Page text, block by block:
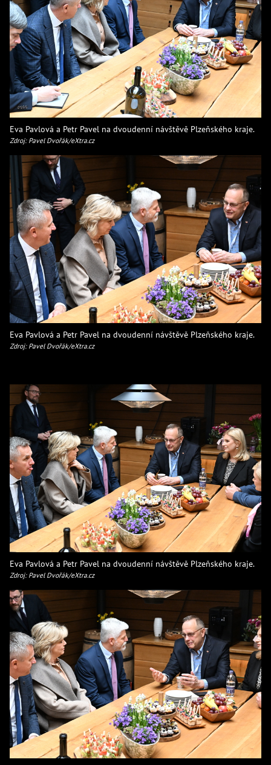
Eva Pavlová a Petr Pavel na dvoudenní návštěvě Plzeňského kraje.
Zdroj: Pavel Dvořák/eXtra.cz
Eva Pavlová a Petr Pavel na dvoudenní návštěvě Plzeňského kraje.
Zdroj: Pavel Dvořák/eXtra.cz
Eva Pavlová a Petr Pavel na dvoudenní návštěvě Plzeňského kraje.
Zdroj: Pavel Dvořák/eXtra.cz